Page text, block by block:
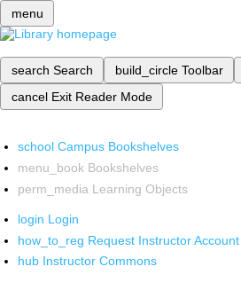
menu
search Search build_circle Toolbar
cancel Exit Reader Mode
school Campus Bookshelves
menu_book Bookshelves
perm_media Learning Objects
login Login
how_to_reg Request Instructor Account
hub Instructor Commons